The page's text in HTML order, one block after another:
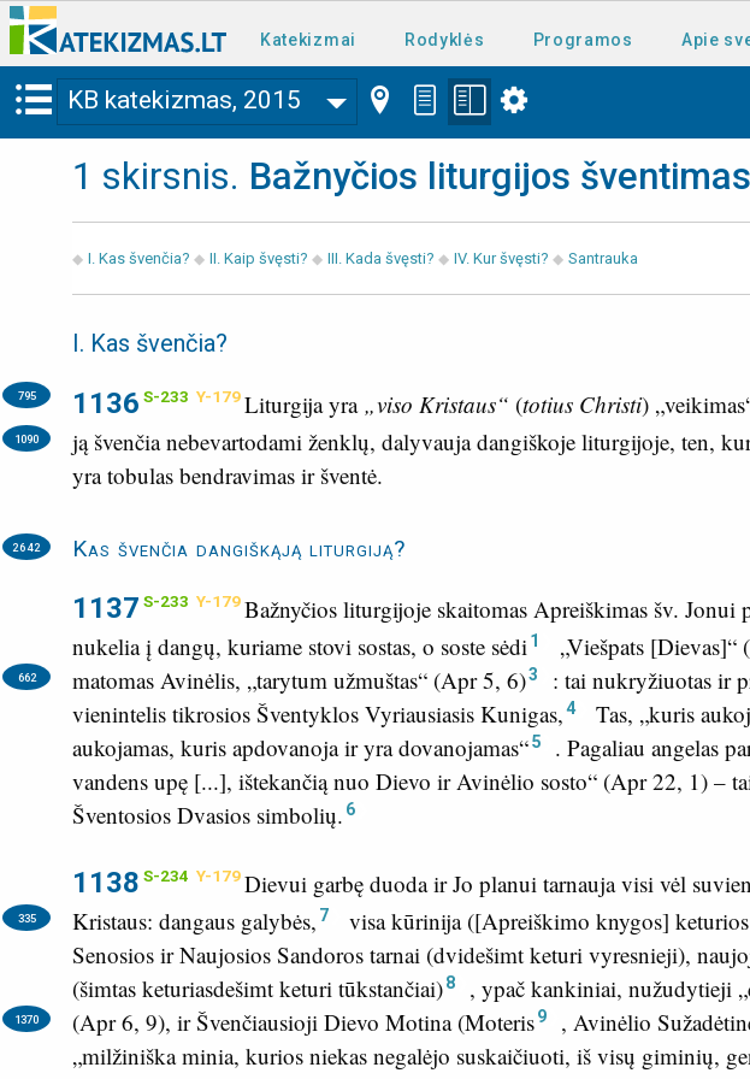
Katekizmai Rodyklės Programos Apie
KB katekizmas, 2015
1 skirsnis. Bažnyčios liturgijos šventimas
I. Kas švenčia? II. Kaip švęsti? III. Kada švęsti? IV. Kur švęsti? Santrauka
I. Kas švenčia?
1136 S-233 Y-179
795 Liturgija yra „viso Kristaus“ (totius Christi)
ją švenčia nebevartodami ženklų, dalyvauja dangiškoje liturgijoje,
1090
ten,
yra tobulas bendravimas ir šventė.
Kas švenčia dangiškąją liturgiją?
2642
1137 S-233 Y-179Bažnyčios liturgijoje skaitomas Apreiškimas šv. Jonui
nukelia į dangų, kuriame stovi sostas, o soste sėdi1 „Viešpats [Dievas]“ (
matomas Avinėlis, „tarytum užmuštas“ (Apr 5, 6)3 :
662
tai nukryžiuotas ir
vienintelis tikrosios Šventyklos Vyriausiasis Kunigas,4
Tas, „kuris
aukojamas, kuris apdovanoja ir yra dovanojamas“5
. Pagaliau angelas
vandens upę [...], ištekančią nuo Dievo ir Avinėlio sosto“ (Apr 22, 1) –
Šventosios Dvasios simbolių. 6
1138 S-234 Y-179Dievui garbę duoda ir Jo planui tarnauja visi vėl
Kristaus:
335 dangaus galybės, 7
visa kūrinija ([Apreiškimo knygos]
Senosios ir Naujosios Sandoros tarnai (dvidešimt keturi vyresnieji),
(šimtas keturiasdešimt keturi tūkstančiai)8
, ypač kankiniai, nužudytieji
(Apr 6, 9), ir Švenčiausioji Dievo Motina
1370 (Moteris9 , Avinėlio
„milžiniška minia, kurios niekas negalėjo suskaičiuoti, iš visų giminių,